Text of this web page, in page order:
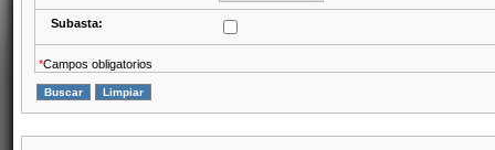
Subasta:
*Campos obligatorios